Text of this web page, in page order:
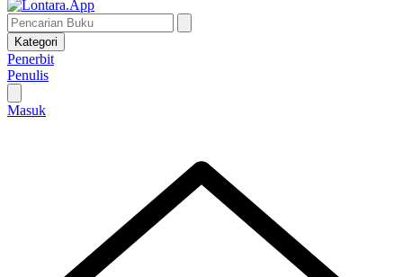
Kategori
Penerbit
Penulis
Masuk